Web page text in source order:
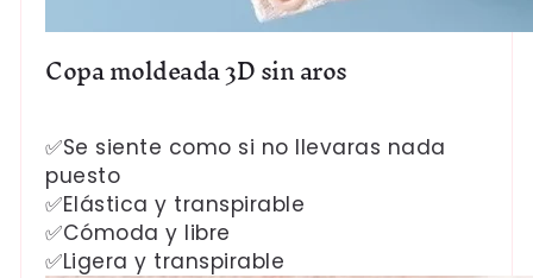
Copa moldeada 3D sin aros
✅Se siente como si no llevaras nada
puesto
✅Elástica y transpirable
✅Cómoda y libre
✅Ligera y transpirable